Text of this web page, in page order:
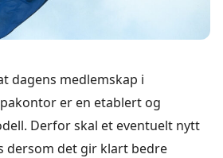
dagens medlemskap i
er en etablert og
Derfor skal et eventuelt nytt
dersom det gir klart bedre